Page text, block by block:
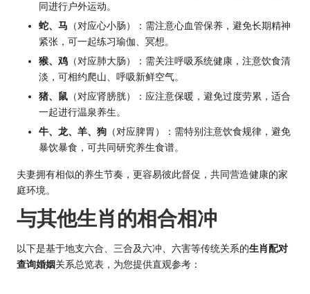
同进行户外运动。
蛇、马 （对应心小肠）：需注意心血管保养，避免长期精神
紧张，可一起练习瑜伽、冥想。
猴、鸡 （对应肺大肠）：需关注呼吸系统健康，注意饮食清
淡，可相约爬山、呼吸新鲜空气。
猪、鼠 （对应肾膀胱）：应注意保暖，避免过度劳累，适合
一起进行温泉养生。
牛、龙、羊、狗 （对应脾胃）：需特别注意饮食规律，避免
暴饮暴食，可共同研究养生食谱。
夫妻拥有相似的养生节奏，更容易彼此督促，共同营造健康的家
庭环境。
与其他生肖的相合相冲
以下是基于地支六合、三合及六冲、六害等传统关系的生肖配对
查询婚姻关系总览表，为您提供直观参考：